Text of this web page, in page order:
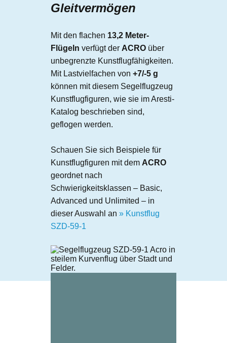
Gleitvermögen
Mit den flachen 13,2 Meter-
Flügeln verfügt der ACRO über
unbegrenzte Kunstflugfähigkeiten.
Mit Lastvielfachen von +7/-5 g
können mit diesem Segelflugzeug
Kunstflugfiguren, wie sie im Aresti-
Katalog beschrieben sind,
geflogen werden.
Schauen Sie sich Beispiele für
Kunstflugfiguren mit dem ACRO
geordnet nach
Schwierigkeitsklassen – Basic,
Advanced und Unlimited – in
dieser Auswahl an » Kunstflug
SZD-59-1